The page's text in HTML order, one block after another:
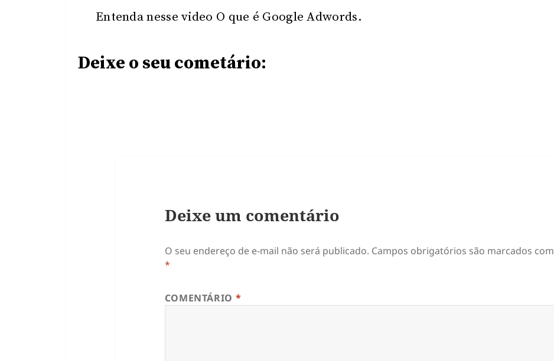
Entenda nesse video O que é Google Adwords.
Deixe o seu cometário:
Deixe um comentário
O seu endereço de e-mail não será publicado. Campos obrigatórios são marcados com
*
COMENTÁRIO *